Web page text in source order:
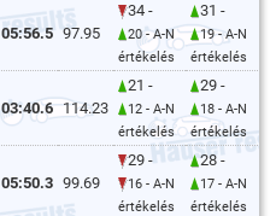
05:56.5 97.95
34 -
20 - A-N
értékelés
31 -
19 - A-N
értékelés
03:40.6 114.23
21 -
12 - A-N
értékelés
29 -
18 - A-N
értékelés
05:50.3 99.69
29 -
16 - A-N
értékelés
28 -
17 - A-N
értékelés